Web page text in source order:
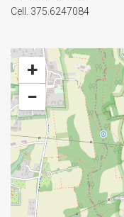
Cell. 375.6247084
+
−